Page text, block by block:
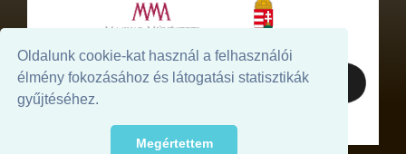
Oldalunk cookie-kat használ a felhasználói
élmény fokozásához és látogatási statisztikák
gyűjtéséhez.
Megértettem